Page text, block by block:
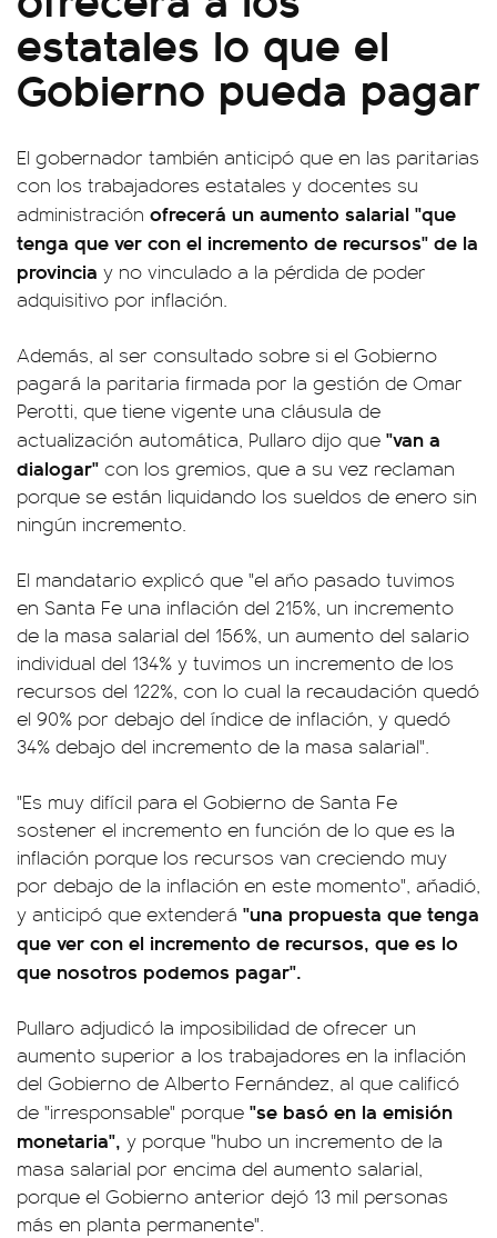
estatales lo que el
Gobierno pueda pagar
El gobernador también anticipó que en las paritarias
con los trabajadores estatales y docentes su
administración ofrecerá un aumento salarial "que
tenga que ver con el incremento de recursos" de la
provincia y no vinculado a la pérdida de poder
adquisitivo por inflación.
Además, al ser consultado sobre si el Gobierno
pagará la paritaria firmada por la gestión de Omar
Perotti, que tiene vigente una cláusula de
actualización automática, Pullaro dijo que "van a
dialogar" con los gremios, que a su vez reclaman
porque se están liquidando los sueldos de enero sin
ningún incremento.
El mandatario explicó que "el año pasado tuvimos
en Santa Fe una inflación del 215%, un incremento
de la masa salarial del 156%, un aumento del salario
individual del 134% y tuvimos un incremento de los
recursos del 122%, con lo cual la recaudación quedó
el 90% por debajo del índice de inflación, y quedó
34% debajo del incremento de la masa salarial".
"Es muy difícil para el Gobierno de Santa Fe
sostener el incremento en función de lo que es la
inflación porque los recursos van creciendo muy
por debajo de la inflación en este momento", añadió,
y anticipó que extenderá "una propuesta que tenga
que ver con el incremento de recursos, que es lo
que nosotros podemos pagar".
Pullaro adjudicó la imposibilidad de ofrecer un
aumento superior a los trabajadores en la inflación
del Gobierno de Alberto Fernández, al que calificó
de "irresponsable" porque "se basó en la emisión
monetaria", y porque "hubo un incremento de la
masa salarial por encima del aumento salarial,
porque el Gobierno anterior dejó 13 mil personas
más en planta permanente".